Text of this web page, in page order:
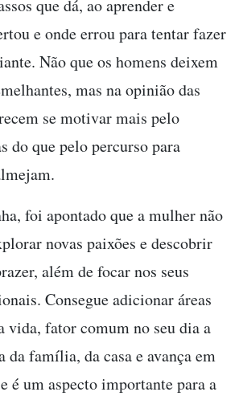
que dá, ao aprender e
e onde errou para tentar fazer
Não que os homens deixem
mas na opinião das
se motivar mais pelo
do que pelo percurso para
foi apontado que a mulher não
novas paixões e descobrir
além de focar nos seus
Consegue adicionar áreas
vida, fator comum no seu dia a
da família, da casa e avança em
é um aspecto importante para a